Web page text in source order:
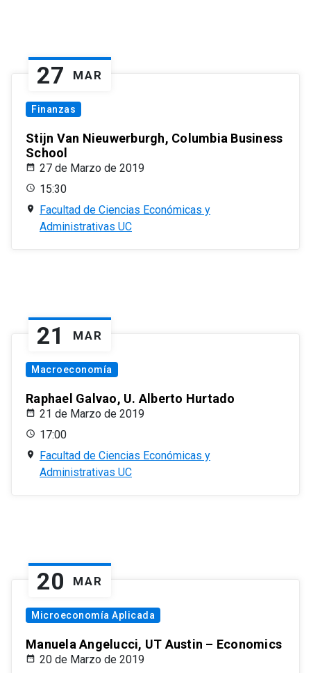
27 MAR
Finanzas
Stijn Van Nieuwerburgh, Columbia Business
School
27 de Marzo de 2019
15:30
Facultad de Ciencias Económicas y
Administrativas UC
21 MAR
Macroeconomía
Raphael Galvao, U. Alberto Hurtado
21 de Marzo de 2019
17:00
Facultad de Ciencias Económicas y
Administrativas UC
20 MAR
Microeconomía Aplicada
Manuela Angelucci, UT Austin – Economics
20 de Marzo de 2019